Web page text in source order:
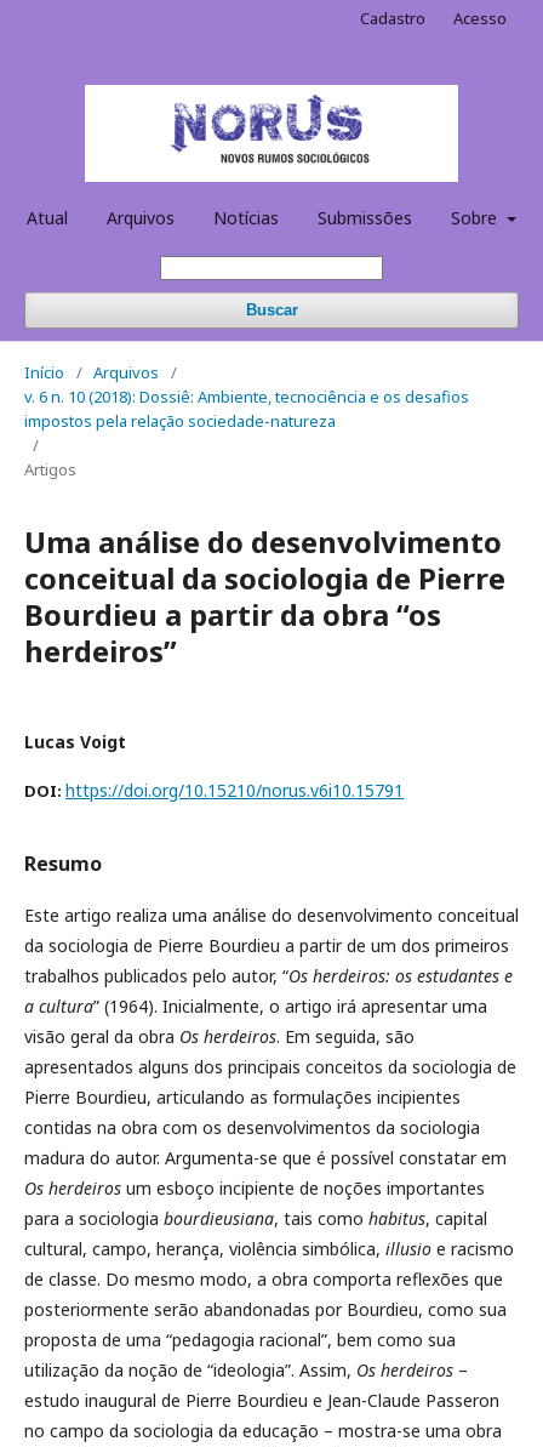
Atual Arquivos Notícias Submissões Sobre
Buscar
Cadastro Acesso
Início / Arquivos
/
v. 6 n. 10 (2018): Dossiê: Ambiente, tecnociência e os desafios
impostos pela relação sociedade-natureza
/
Artigos
Uma análise do desenvolvimento
conceitual da sociologia de Pierre
Bourdieu a partir da obra “os
herdeiros”
Lucas Voigt
DOI: https://doi.org/10.15210/norus.v6i10.15791
Resumo
Este artigo realiza uma análise do desenvolvimento conceitual
da sociologia de Pierre Bourdieu a partir de um dos primeiros
trabalhos publicados pelo autor, “Os herdeiros: os estudantes e
a cultura” (1964). Inicialmente, o artigo irá apresentar uma
visão geral da obra Os herdeiros. Em seguida, são
apresentados alguns dos principais conceitos da sociologia de
Pierre Bourdieu, articulando as formulações incipientes
contidas na obra com os desenvolvimentos da sociologia
madura do autor. Argumenta-se que é possível constatar em
Os herdeiros um esboço incipiente de noções importantes
para a sociologia bourdieusiana, tais como habitus, capital
cultural, campo, herança, violência simbólica, illusio e racismo
de classe. Do mesmo modo, a obra comporta reflexões que
posteriormente serão abandonadas por Bourdieu, como sua
proposta de uma “pedagogia racional”, bem como sua
utilização da noção de “ideologia”. Assim, Os herdeiros –
estudo inaugural de Pierre Bourdieu e Jean-Claude Passeron
no campo da sociologia da educação – mostra-se uma obra